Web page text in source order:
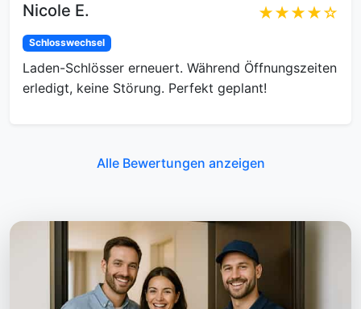
Nicole E. ★★★★☆
Schlosswechsel
Laden-Schlösser erneuert. Während Öffnungszeiten
erledigt, keine Störung. Perfekt geplant!
Alle Bewertungen anzeigen